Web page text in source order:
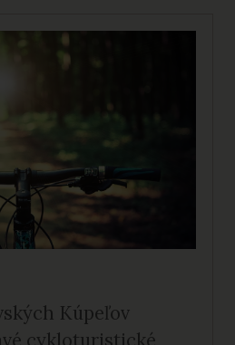
Kúpeľov